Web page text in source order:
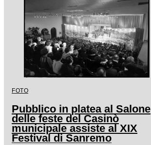
FOTO
Pubblico in platea al Salone
delle feste del Casinò
municipale assiste al XIX
Festival di Sanremo